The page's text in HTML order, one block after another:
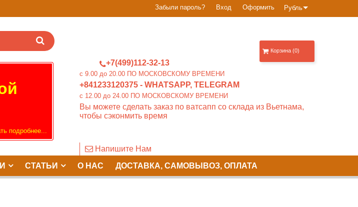
Рубль
Забыли пароль? Вход Оформить
+7(499)112-32-13
c 9.00 до 20.00 ПО МОСКОВСКОМУ ВРЕМЕНИ
+841233120375 - WHATSAPP, TELEGRAM
c 12.00 до 24.00 ПО МОСКОВСКОМУ ВРЕМЕНИ
Вы можете сделать заказ по ватсапп со склада из Вьетнама,
чтобы сэконмить время
Напишите Нам
подробнее...
Корзина (0)
СТАТЬИ О НАС ДОСТАВКА, САМОВЫВОЗ, ОПЛАТА